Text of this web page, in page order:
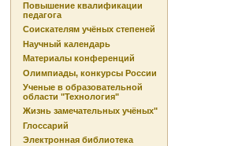
Повышение квалификации
педагога
Соискателям учёных степеней
Научный календарь
Материалы конференций
Олимпиады, конкурсы России
Ученые в образовательной
области "Технология"
Жизнь замечательных учёных"
Глоссарий
Электронная библиотека